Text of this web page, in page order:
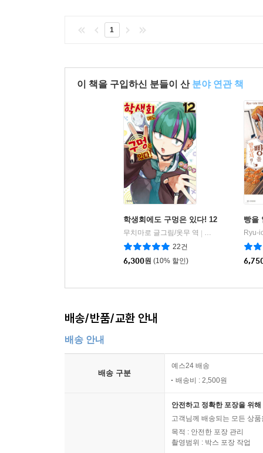
1
이 책을 구입하신 분들이 산 분야 연관 책
학생회에도 구멍은 있다! 12
무치마로 글그림/옷무 역
소미미디어
22건
6,300원 (10% 할인)
빵을
배송/반품/교환 안내
배송 안내
배송 구분
예스24 배송
배송비 : 2,500원
안전하고 정확한 포장을 위
고객님께 배송되는 모든 상
목적 : 안전한 포장 관리
촬영범위 : 박스 포장 작업